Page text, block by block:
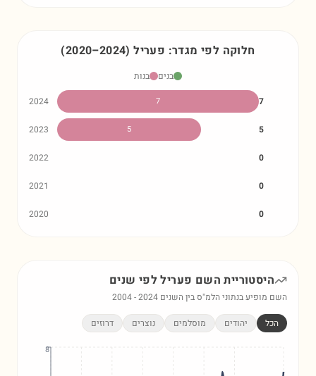
חלוקה לפי מגדר: פעריל (2020–2024)
בנים
בנות
2024
7 7
2023 5 5
2022 0
2021 0
2020 0
היסטוריית השם פעריללפי שנים
השם מופיע בנתוני הלמ"ס בין השנים 2004-2024
הכל יהודים מוסלמים נוצרים דרוזים
8